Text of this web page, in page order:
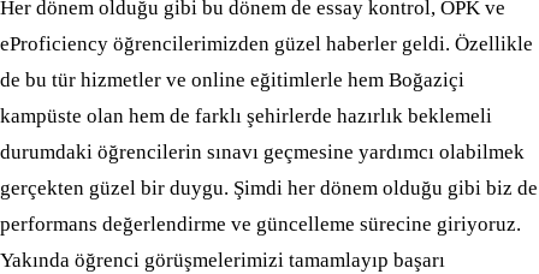
Her dönem olduğu gibi bu dönem de essay kontrol, OPK ve
eProficiency öğrencilerimizden güzel haberler geldi. Özellikle
de bu tür hizmetler ve online eğitimlerle hem Boğaziçi
kampüste olan hem de farklı şehirlerde hazırlık beklemeli
durumdaki öğrencilerin sınavı geçmesine yardımcı olabilmek
gerçekten güzel bir duygu. Şimdi her dönem olduğu gibi biz de
performans değerlendirme ve güncelleme sürecine giriyoruz.
Yakında öğrenci görüşmelerimizi tamamlayıp başarı